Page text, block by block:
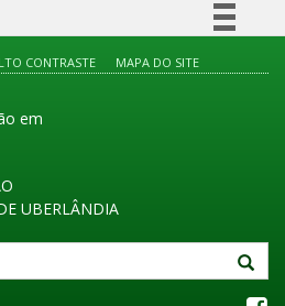
Canais
CONTRASTE MAPA DO SITE
em
UBERLÂNDIA